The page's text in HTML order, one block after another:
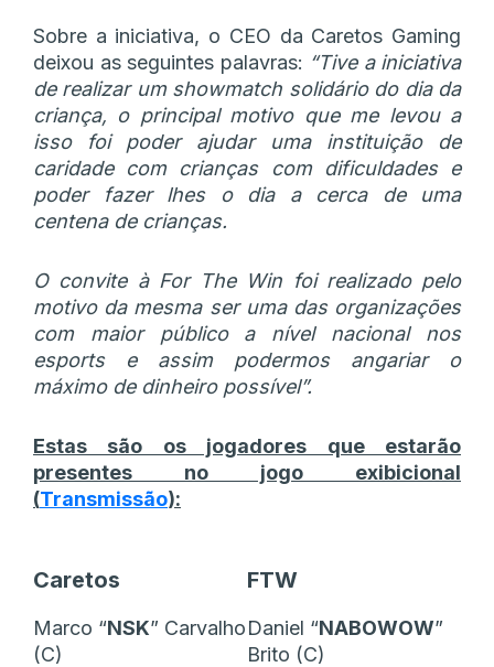
Sobre a iniciativa, o CEO da Caretos Gaming
deixou as seguintes palavras: “Tive a iniciativa
de realizar um showmatch solidário do dia da
criança, o principal motivo que me levou a
isso foi poder ajudar uma instituição de
caridade com crianças com dificuldades e
poder fazer lhes o dia a cerca de uma
centena de crianças.
O convite à For The Win foi realizado pelo
motivo da mesma ser uma das organizações
com maior público a nível nacional nos
esports e assim podermos angariar o
máximo de dinheiro possível”.
Estas são os jogadores que estarão
presentes no jogo exibicional
(Transmissão):
Caretos FTW
Marco “NSK” Carvalho
(C)
Daniel “NABOWOW”
Brito (C)